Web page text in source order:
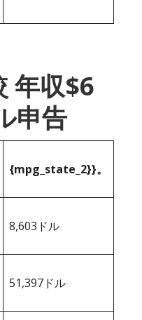
年収$6
申告
{mpg_state_2}}。
8,603ドル
51,397ドル